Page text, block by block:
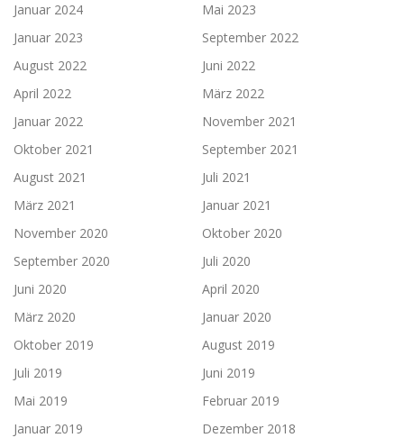
Januar 2024
Mai 2023
Januar 2023
September 2022
August 2022
Juni 2022
April 2022
März 2022
Januar 2022
November 2021
Oktober 2021
September 2021
August 2021
Juli 2021
März 2021
Januar 2021
November 2020
Oktober 2020
September 2020
Juli 2020
Juni 2020
April 2020
März 2020
Januar 2020
Oktober 2019
August 2019
Juli 2019
Juni 2019
Mai 2019
Februar 2019
Januar 2019
Dezember 2018